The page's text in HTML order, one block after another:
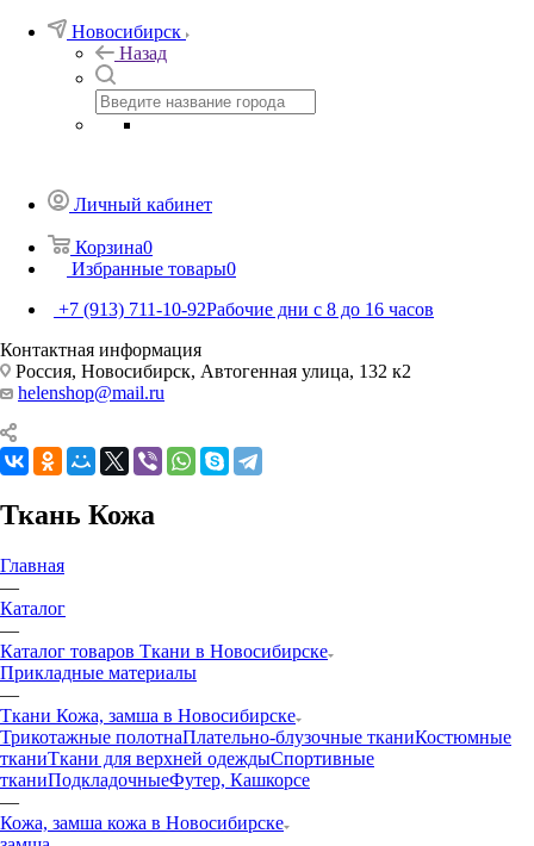
Новосибирск
Назад
Личный кабинет
Корзина0
Избранные товары0
+7 (913) 711-10-92Рабочие дни с 8 до 16 часов
Контактная информация
Россия, Новосибирск, Автогенная улица, 132 к2
helenshop@mail.ru
Ткань Кожа
Главная
—
Каталог
—
Каталог товаров Ткани в Новосибирске
Прикладные материалы
—
Ткани Кожа, замша в Новосибирске
Трикотажные полотнаПлательно-блузочные тканиКостюмные
тканиТкани для верхней одеждыСпортивные
тканиПодкладочныеФутер, Кашкорсе
—
Кожа, замша кожа в Новосибирске